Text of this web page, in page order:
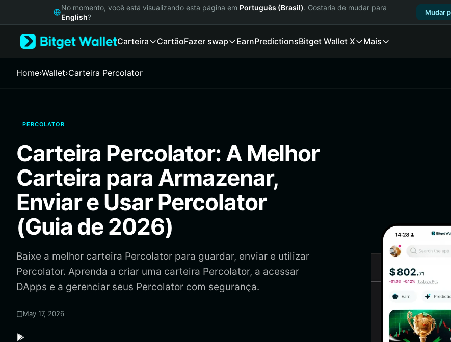
Русский
Italiano
繁體中文
Bahasa Indonesia
ภาษาไทย
Español
Português (Brasil)
Español (Argentina)
No momento, você está visualizando esta página em Português (Brasil). Gostaria de mudar para
English?
Mudar
Carteira CartãoFazer swap EarnPredictionsBitget Wallet X Mais
Home›Wallet›Carteira Percolator
PERCOLATOR
Carteira Percolator: A Melhor
Carteira para Armazenar,
Enviar e Usar Percolator
(Guia de 2026)
Baixe a melhor carteira Percolator para guardar, enviar e utilizar
Percolator. Aprenda a criar uma carteira Percolator, a acessar
DApps e a gerenciar seus Percolator com segurança.
May 17, 2026